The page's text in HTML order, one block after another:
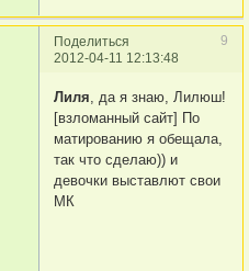
Поделиться
9
2012-04-11 12:13:48
Лиля , да я знаю, Лилюш!
[взломанный сайт] По
матированию я обещала,
так что сделаю)) и
девочки выставлют свои
МК